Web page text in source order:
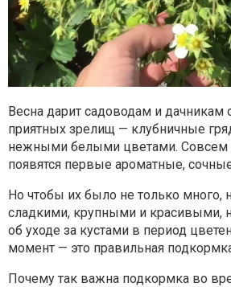
Весна дарит садоводам и дачникам
приятных зрелищ — клубничные
нежными белыми цветами. Совсем
появятся первые ароматные,
Но чтобы их было не только много,
сладкими, крупными и красивыми,
об уходе за кустами в период
момент — это правильная
Почему так важна подкормка во